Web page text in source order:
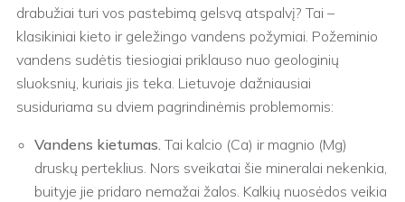
drabužiai turi vos pastebimą gelsvą atspalvį? Tai –
klasikiniai kieto ir geležingo vandens požymiai. Požeminio
vandens sudėtis tiesiogiai priklauso nuo geologinių
sluoksnių, kuriais jis teka. Lietuvoje dažniausiai
susiduriama su dviem pagrindinėmis problemomis:
Vandens kietumas. Tai kalcio (Ca) ir magnio (Mg)
druskų perteklius. Nors sveikatai šie mineralai nekenkia,
buityje jie pridaro nemažai žalos. Kalkių nuosėdos veikia